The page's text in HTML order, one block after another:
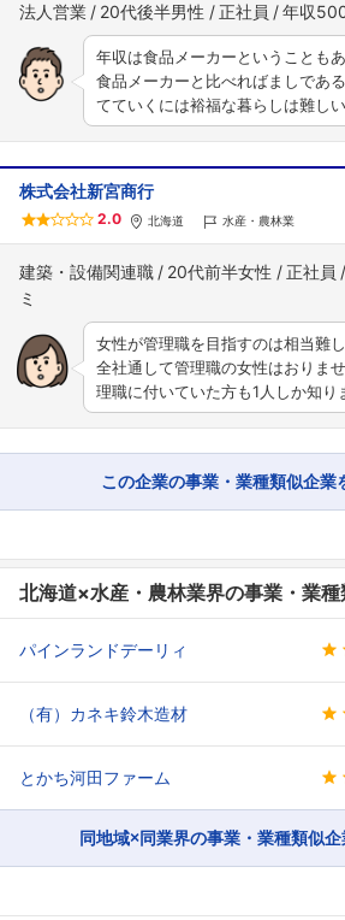
法人営業 20代後半男性 正社員 年収
年収は食品メーカーということも
食品メーカーと比べればましであ
てていくには裕福な暮らしは難し
株式会社新宮商行
2.0 北海道 水産・農林業
建築・設備関連職 20代前半女性 正社員
女性が管理職を目指すのは相当難
全社通して管理職の女性はおりま
理職に付いていた方も1人しか知り
この企業の事業・業種類似企業
北海道×水産・農林業界の事業・業
パインランドデーリィ
（有）カネキ鈴木造材
とかち河田ファーム
同地域×同業界の事業・業種類似